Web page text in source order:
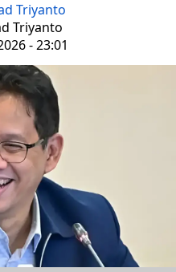
Triyanto
Triyanto
- 23:01